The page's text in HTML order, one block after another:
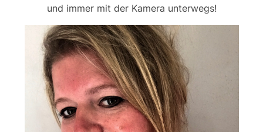
und immer mit der Kamera unterwegs!